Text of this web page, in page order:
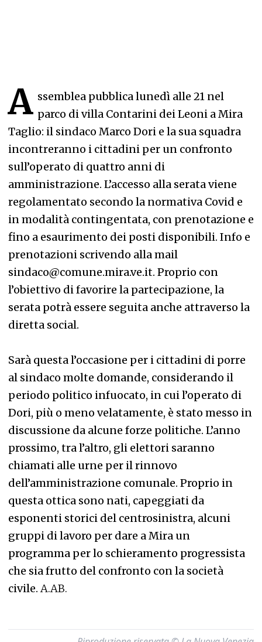
A ssemblea pubblica lunedì alle 21 nel
parco di villa Contarini dei Leoni a Mira
Taglio: il sindaco Marco Dori e la sua squadra
incontreranno i cittadini per un confronto
sull’operato di quattro anni di
amministrazione. L’accesso alla serata viene
regolamentato secondo la normativa Covid e
in modalità contingentata, con prenotazione e
fino a esaurimento dei posti disponibili. Info e
prenotazioni scrivendo alla mail
sindaco@comune.mira.ve.it. Proprio con
l’obiettivo di favorire la partecipazione, la
serata potrà essere seguita anche attraverso la
diretta social.
Sarà questa l’occasione per i cittadini di porre
al sindaco molte domande, considerando il
periodo politico infuocato, in cui l’operato di
Dori, più o meno velatamente, è stato messo in
discussione da alcune forze politiche. L’anno
prossimo, tra l’altro, gli elettori saranno
chiamati alle urne per il rinnovo
dell’amministrazione comunale. Proprio in
questa ottica sono nati, capeggiati da
esponenti storici del centrosinistra, alcuni
gruppi di lavoro per dare a Mira un
programma per lo schieramento progressista
che sia frutto del confronto con la società
civile. A.AB.